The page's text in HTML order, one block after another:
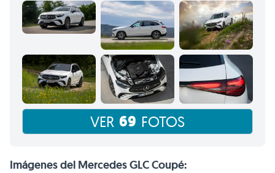
VER 69 FOTOS
Imágenes del Mercedes GLC Coupé: